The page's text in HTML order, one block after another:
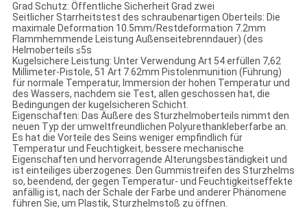
Grad Schutz: Öffentliche Sicherheit Grad zwei
Seitlicher Starrheitstest des schraubenartigen Oberteils: Die
maximale Deformation 10.5mm/Restdeformation 7.2mm
Flammhemmende Leistung Außenseitebrenndauer) (des
Helmoberteils ≤5s
Kugelsichere Leistung: Unter Verwendung Art 54 erfüllen 7,62
Millimeter-Pistole, 51 Art 7.62mm Pistolenmunition (Führung)
für normale Temperatur, Immersion der hohen Temperatur und
des Wassers, nachdem sie Test, allen geschossen hat, die
Bedingungen der kugelsicheren Schicht.
Eigenschaften: Das Äußere des Sturzhelmoberteils nimmt den
neuen Typ der umweltfreundlichen Polyurethankleberfarbe an.
Es hat die Vorteile des Seins weniger empfindlich für
Temperatur und Feuchtigkeit, bessere mechanische
Eigenschaften und hervorragende Alterungsbeständigkeit und
ist einteiliges überzogenes. Den Gummistreifen des Sturzhelms
so, beendend, der gegen Temperatur- und Feuchtigkeitseffekte
anfällig ist, nach der Schale der Farbe und anderer Phänomene
führen Sie, um Plastik, Sturzhelmstoß zu öffnen.